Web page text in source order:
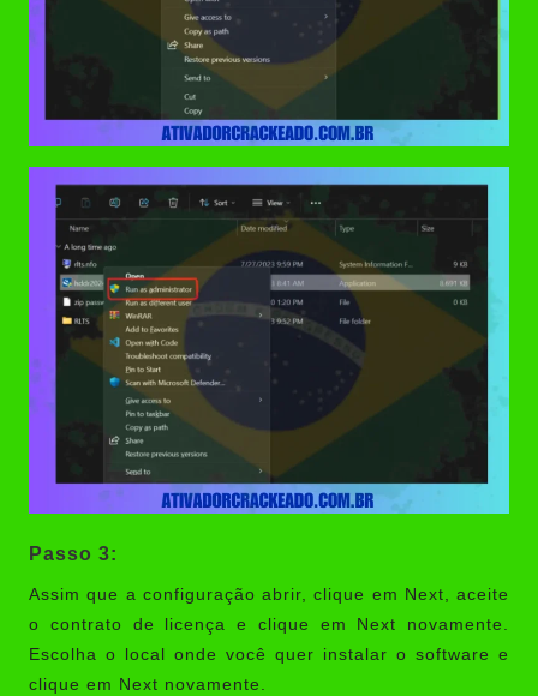
Passo 3:
Assim que a configuração abrir, clique em Next, aceite
o contrato de licença e clique em Next novamente.
Escolha o local onde você quer instalar o software e
clique em Next novamente.